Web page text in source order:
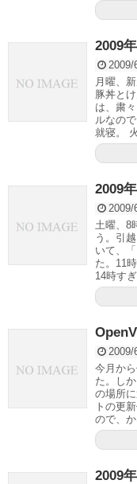
2009
2009/
月曜、
豚丼と
は、粛
ルなの
就寝。
2009
2009/
土曜、8
う。引
いて、
た。11
14時す
2009/
今月か
た。し
の場所
トの更
ので、
2009